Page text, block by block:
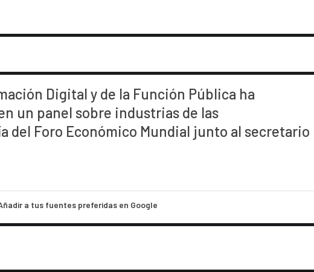
Digital y de la Función Pública ha
un panel sobre industrias de las
del Foro Económico Mundial junto al secretario
a tus fuentes preferidas en Google